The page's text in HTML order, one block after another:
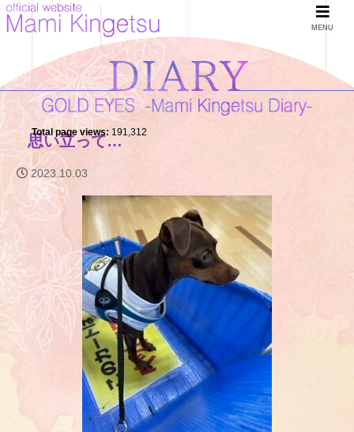
Total page views: 191,312
思い立って…
2023.10.03
MENU